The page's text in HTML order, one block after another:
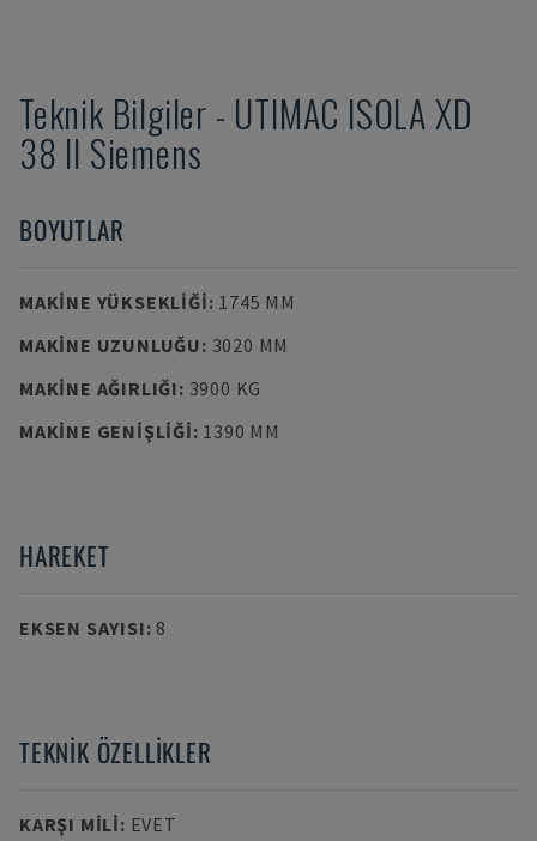
Teknik Bilgiler - UTIMAC ISOLA XD
38 II Siemens
BOYUTLAR
MAKINE YÜKSEKLIĞI: 1745 MM
MAKINE UZUNLUĞU: 3020 MM
MAKINE AĞIRLIĞI: 3900 KG
MAKINE GENIŞLIĞI: 1390 MM
HAREKET
EKSEN SAYISI: 8
TEKNIK ÖZELLIKLER
KARŞI MILI: EVET